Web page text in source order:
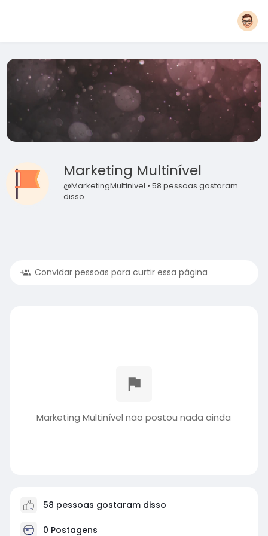
Marketing Multinível
@MarketingMultinivel • 58 pessoas gostaram
disso
Convidar pessoas para curtir essa página
Marketing Multinível não postou nada ainda
58 pessoas gostaram disso
0 Postagens